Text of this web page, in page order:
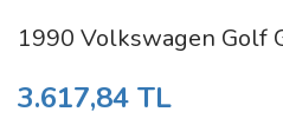
1990 Volkswagen Golf
3.617,84 TL